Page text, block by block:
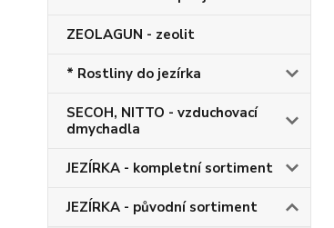
ZEOLAGUN - zeolit
* Rostliny do jezírka
SECOH, NITTO - vzduchovací
dmychadla
JEZÍRKA - kompletní sortiment
JEZÍRKA - původní sortiment